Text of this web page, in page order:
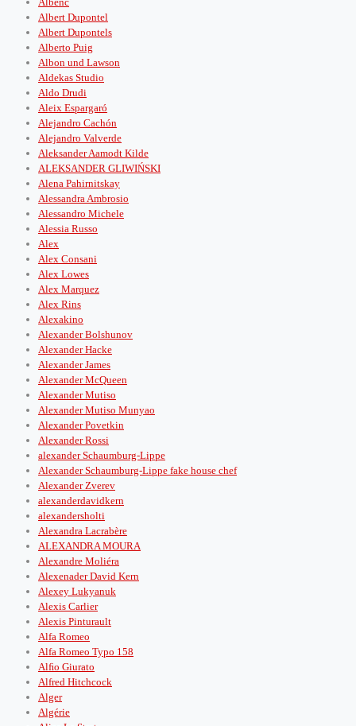
Albert Dupontel
Albert Dupontels
Alberto Puig
Albon und Lawson
Aldekas Studio
Aldo Drudi
Aleix Espargaró
Alejandro Cachón
Alejandro Valverde
Aleksander Aamodt Kilde
ALEKSANDER GLIWIŃSKI
Alena Pahirnitskay
Alessandra Ambrosio
Alessandro Michele
Alessia Russo
Alex
Alex Consani
Alex Lowes
Alex Marquez
Alex Rins
Alexakino
Alexander Bolshunov
Alexander Hacke
Alexander James
Alexander McQueen
Alexander Mutiso
Alexander Mutiso Munyao
Alexander Povetkin
Alexander Rossi
alexander Schaumburg-Lippe
Alexander Schaumburg-Lippe fake house chef
Alexander Zverev
alexanderdavidkern
alexandersholti
Alexandra Lacrabère
ALEXANDRA MOURA
Alexandre Moliéra
Alexenader David Kern
Alexey Lukyanuk
Alexis Carlier
Alexis Pinturault
Alfa Romeo
Alfa Romeo Typo 158
Alﬁo Giurato
Alfred Hitchcock
Alger
Algérie